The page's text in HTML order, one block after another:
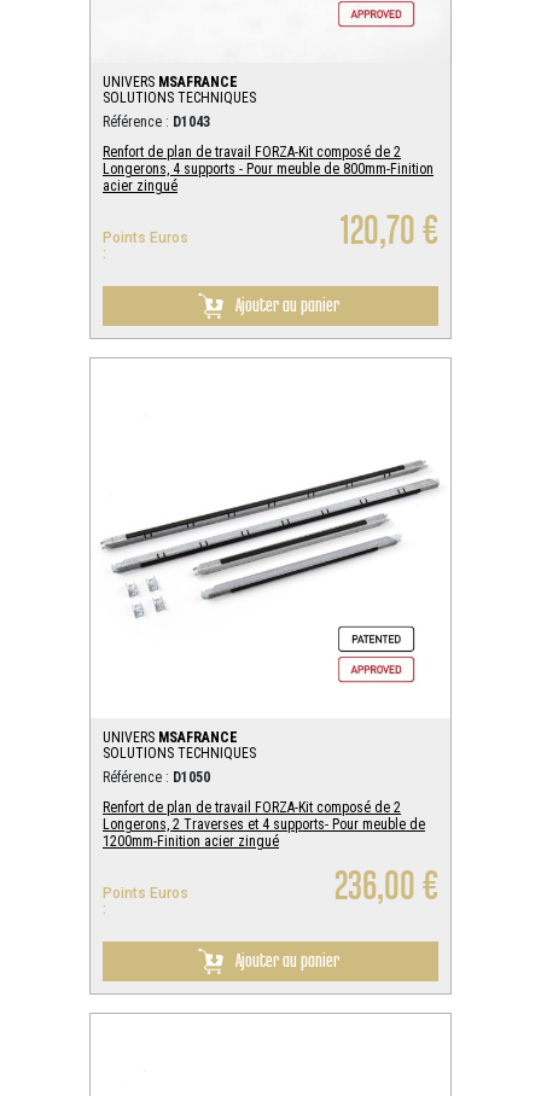
UNIVERS MSAFRANCE
SOLUTIONS TECHNIQUES
Référence : D1043
Renfort de plan de travail FORZA-Kit composé de 2
Longerons, 4 supports - Pour meuble de 800mm-Finition
acier zingué
Points Euros
:
120,70 €
Ajouter au panier
UNIVERS MSAFRANCE
SOLUTIONS TECHNIQUES
Référence : D1050
Renfort de plan de travail FORZA-Kit composé de 2
Longerons, 2 Traverses et 4 supports- Pour meuble de
1200mm-Finition acier zingué
Points Euros
:
236,00 €
Ajouter au panier